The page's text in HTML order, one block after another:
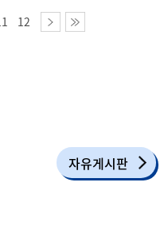
12
자유게시판